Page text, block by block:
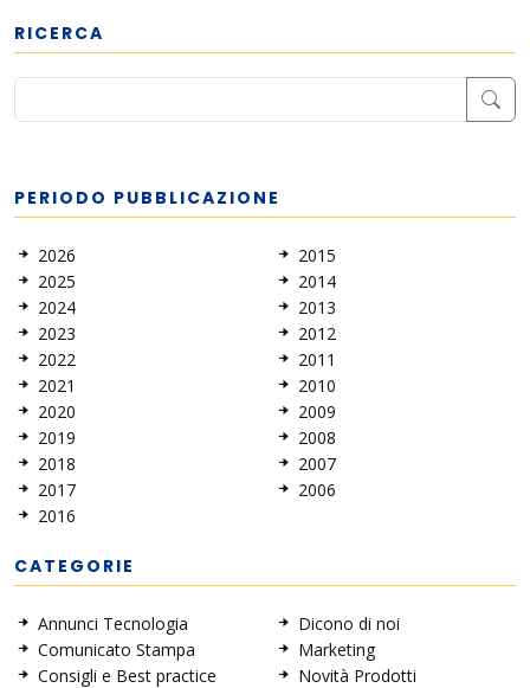
RICERCA
PERIODO PUBBLICAZIONE
2026
2025
2024
2023
2022
2021
2020
2019
2018
2017
2016
2015
2014
2013
2012
2011
2010
2009
2008
2007
2006
CATEGORIE
Annunci Tecnologia
Comunicato Stampa
Consigli e Best practice
Dicono di noi
Marketing
Novità Prodotti